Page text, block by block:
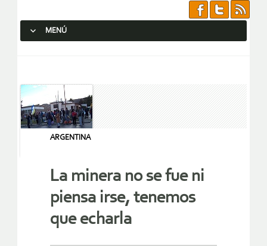
MENÚ
ARGENTINA
La minera no se fue ni
piensa irse, tenemos
que echarla